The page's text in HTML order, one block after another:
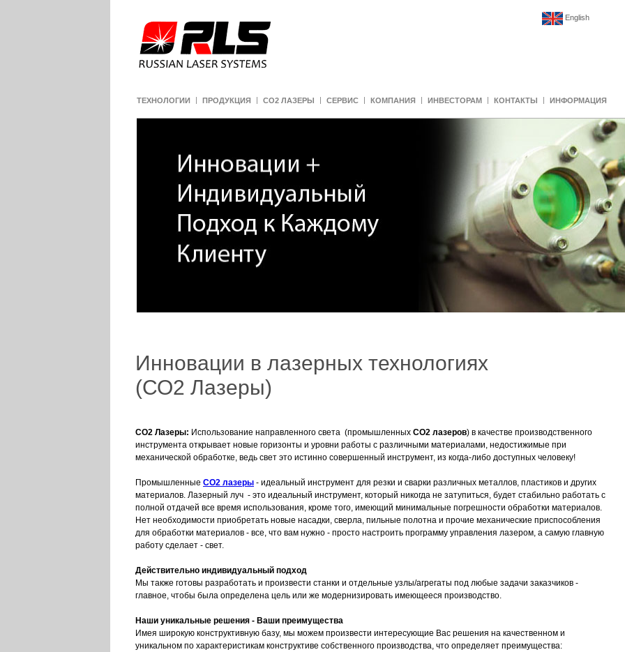
ТЕХНОЛОГИИ ПРОДУКЦИЯ CO2 ЛАЗЕРЫ СЕРВИС КОМПАНИЯ ИНВЕСТОРАМ КОНТАКТЫ ИНФОРМАЦИЯ
English
Инновации в лазерных технологиях
(СО2 Лазеры)
CO2 Лазеры: Использование направленного света (промышленных CO2 лазеров) в качестве производственного
инструмента открывает новые горизонты и уровни работы с различными материалами, недостижимые при
механической обработке, ведь свет это истинно совершенный инструмент, из когда-либо доступных человеку!
Промышленные CO2 лазеры - идеальный инструмент для резки и сварки различных металлов, пластиков и других
материалов. Лазерный луч - это идеальный инструмент, который никогда не затупиться, будет стабильно работать с
полной отдачей все время использования, кроме того, имеющий минимальные погрешности обработки материалов.
Нет необходимости приобретать новые насадки, сверла, пильные полотна и прочие механические приспособления
для обработки материалов - все, что вам нужно - просто настроить программу управления лазером, а самую главную
работу сделает - свет.
Действительно индивидуальный подход
Мы также готовы разработать и произвести станки и отдельные узлы/агрегаты под любые задачи заказчиков -
главное, чтобы была определена цель или же модернизировать имеющееся производство.
Наши уникальные решения - Ваши преимущества
Имея широкую конструктивную базу, мы можем произвести интересующие Вас решения на качественном и
уникальном по характеристикам конструктиве собственного производства, что определяет преимущества: